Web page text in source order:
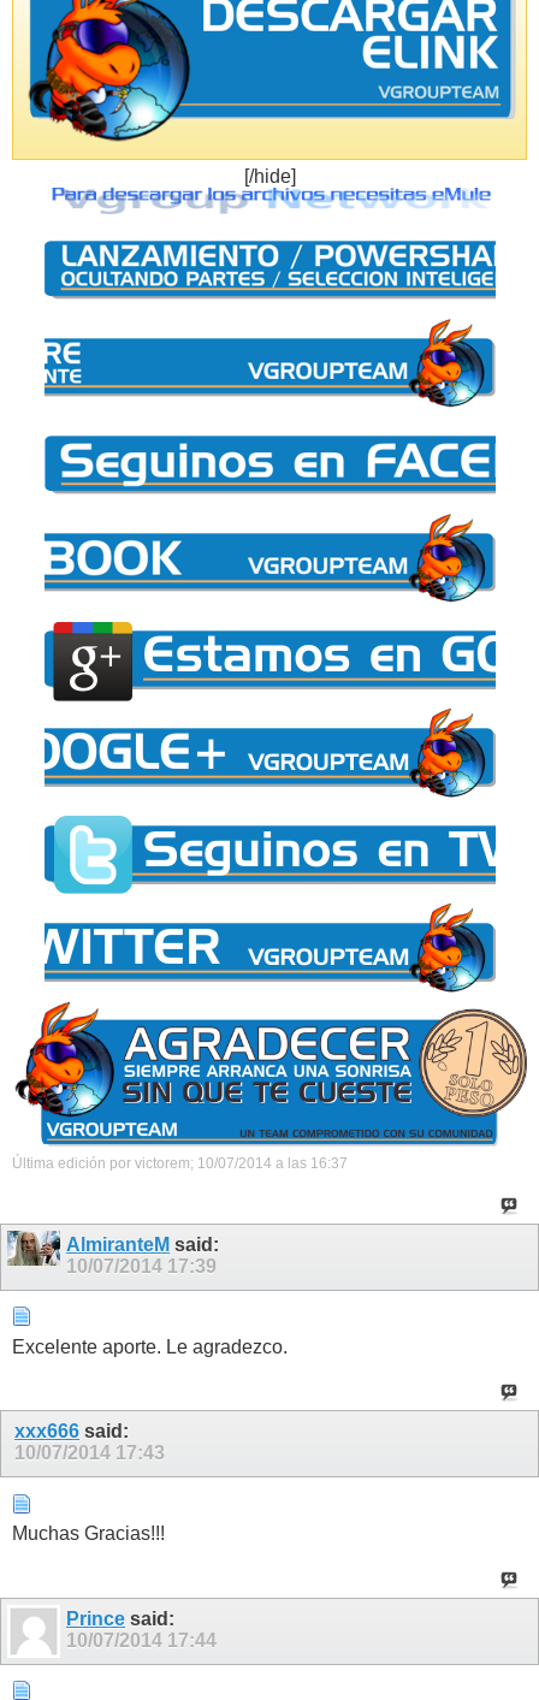
[/hide]
Última edición por victorem; 10/07/2014 a las 16:37
AlmiranteM said:
10/07/2014 17:39
Excelente aporte. Le agradezco.
xxx666 said:
10/07/2014 17:43
Muchas Gracias!!!
Prince said:
10/07/2014 17:44